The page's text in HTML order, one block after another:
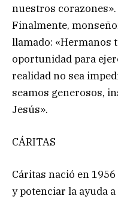
nuestros corazones».
Finalmente,
llamado: «Hermanos
oportunidad para
realidad no sea
seamos generosos,
Jesús».
CÁRITAS
Cáritas nació en
y potenciar la ayuda